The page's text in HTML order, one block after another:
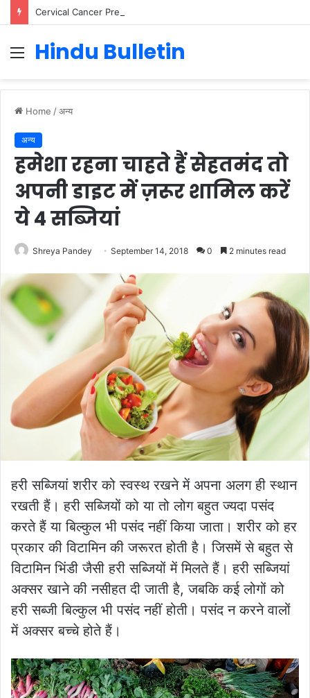
Menu
Hindu Bulletin
Home /अन्य
अन्य
हमेशा रहना चाहते हैं सेहतमंद तो
अपनी डाइट में ज़रूर शामिल करें
ये 4 सब्जियां
Shreya Pandey September 14, 2018 0 2 minutes read
हरी सब्जियां शरीर को स्वस्थ रखने में अपना अलग ही स्थान
रखती हैं। हरी सब्जियों को या तो लोग बहुत ज्यदा पसंद
करते हैं या बिल्कुल भी पसंद नहीं किया जाता। शरीर को हर
प्रकार की विटामिन की जरूरत होती है। जिसमें से बहुत से
विटामिन भिंडी जैसी हरी सब्जियों में मिलते हैं। हरी सब्जियां
अक्सर खाने की नसीहत दी जाती है, जबकि कई लोगों को
हरी सब्जी बिल्कुल भी पसंद नहीं होती। पसंद न करने वालों
में अक्सर बच्चे होते हैं।